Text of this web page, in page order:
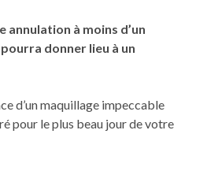
à moins d’un
donner lieu à un
d’un maquillage impeccable
pour le plus beau jour de votre